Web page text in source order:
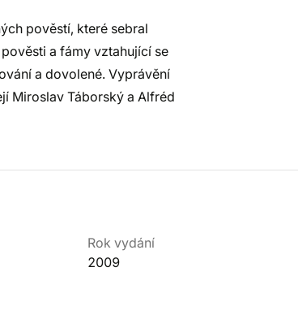
pověstí, které sebral
a fámy vztahující se
a dovolené. Vyprávění
Miroslav Táborský a Alfréd
Rok vydání
2009